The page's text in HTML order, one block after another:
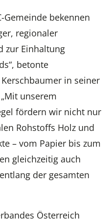
Gemeinde bekennen
regionaler
zur Einhaltung
betonte
in seiner
unserem
fördern wir nicht nur
Rohstoffs Holz und
– vom Papier bis zum
gleichzeitig auch
der gesamten
Österreich